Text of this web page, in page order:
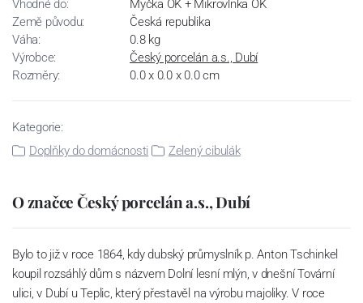
Vhodné do:
Myčka OK + Mikrovlnka OK
Země původu:
Česká republika
Váha:
0.8 kg
Výrobce:
Český porcelán a.s., Dubí
Rozměry:
0.0 x 0.0 x 0.0 cm
Kategorie:
Doplňky do domácnosti
Zelený cibulák
O značce Český porcelán a.s., Dubí
Bylo to již v roce 1864, kdy dubský průmyslník p. Anton Tschinkel
koupil rozsáhlý dům s názvem Dolní lesní mlýn, v dnešní Tovární
ulici, v Dubí u Teplic, který přestavěl na výrobu majoliky. V roce